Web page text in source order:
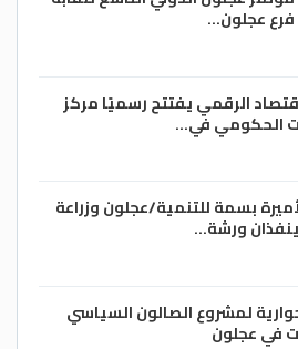
فرع عجلون…
الرقمي يفتتح رسميًا مركز
الحكومي في…
بسمة للتنمية/عجلون وزراعة
ورشة…
لمشروع الصالون السياسي
في عجلون